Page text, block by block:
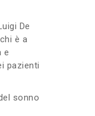
De
è a
e
pazienti
sonno